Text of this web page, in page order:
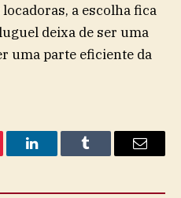
a escolha fica
deixa de ser uma
uma parte eficiente da
LinkedInTumblr Email